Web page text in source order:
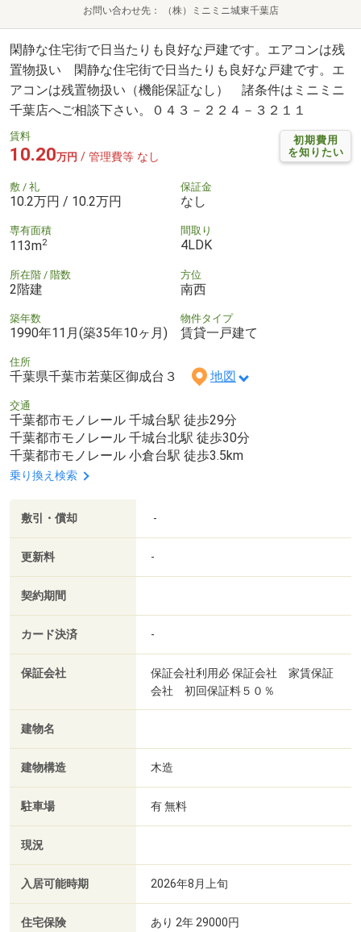
お問い合わせ先 （株）ミニミニ城東千葉店
閑静な住宅街で日当たりも良好な戸建です。エアコンは残
置物扱い 閑静な住宅街で日当たりも良好な戸建です。エ
アコンは残置物扱い（機能保証なし） 諸条件はミニミニ
千葉店へご相談下さい。０４３－２２４－３２１１
初期費用
を知りたい
賃料
10.20万円 / 管理費等 なし
敷 / 礼
10.2万円 / 10.2万円
保証金
なし
専有面積
113m2
間取り
4LDK
所在階 / 階数
2階建
方位
南西
築年数
1990年11月(築35年10ヶ月)
物件タイプ
賃貸一戸建て
住所
千葉県千葉市若葉区御成台３ 地図
交通
千葉都市モノレール 千城台駅 徒歩29分
千葉都市モノレール 千城台北駅 徒歩30分
千葉都市モノレール 小倉台駅 徒歩3.5km
乗り換え検索
敷引・償却 -
更新料 -
契約期間
カード決済 -
保証会社
保証会社利用必 保証会社 家賃保証
会社 初回保証料５０％
建物名
建物構造 木造
駐車場 有 無料
現況
入居可能時期 2026年8月上旬
住宅保険 あり 2年 29000円